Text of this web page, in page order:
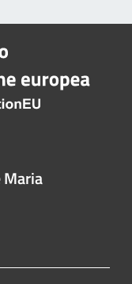
Maria